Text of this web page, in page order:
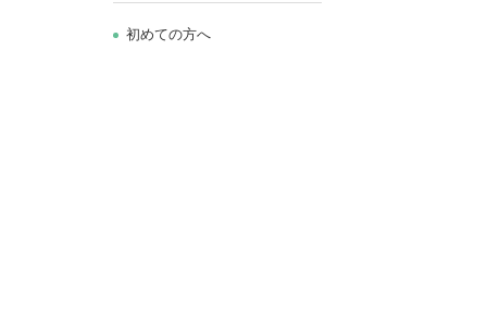
初めての方へ